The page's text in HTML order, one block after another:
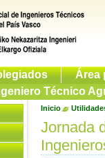
Área
Técnico
Inicio
Jornada